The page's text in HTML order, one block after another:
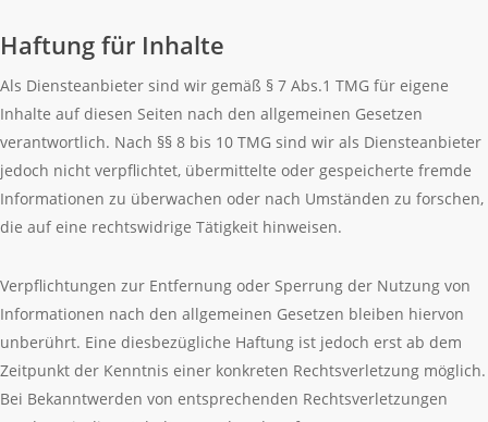
Haftung für Inhalte
Als Diensteanbieter sind wir gemäß § 7 Abs.1 TMG für eigene
Inhalte auf diesen Seiten nach den allgemeinen Gesetzen
verantwortlich. Nach §§ 8 bis 10 TMG sind wir als Diensteanbieter
jedoch nicht verpflichtet, übermittelte oder gespeicherte fremde
Informationen zu überwachen oder nach Umständen zu forschen,
die auf eine rechtswidrige Tätigkeit hinweisen.
Verpflichtungen zur Entfernung oder Sperrung der Nutzung von
Informationen nach den allgemeinen Gesetzen bleiben hiervon
unberührt. Eine diesbezügliche Haftung ist jedoch erst ab dem
Zeitpunkt der Kenntnis einer konkreten Rechtsverletzung möglich.
Bei Bekanntwerden von entsprechenden Rechtsverletzungen